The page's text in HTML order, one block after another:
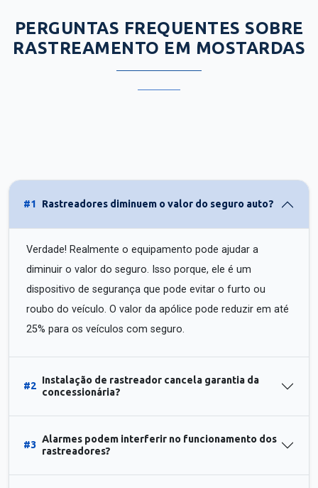
PERGUNTAS FREQUENTES SOBRE
RASTREAMENTO EM MOSTARDAS
#1 Rastreadores diminuem o valor do seguro auto?
Verdade! Realmente o equipamento pode ajudar a
diminuir o valor do seguro. Isso porque, ele é um
dispositivo de segurança que pode evitar o furto ou
roubo do veículo. O valor da apólice pode reduzir em até
25% para os veículos com seguro.
#2
Instalação de rastreador cancela garantia da
concessionária?
#3
Alarmes podem interferir no funcionamento dos
rastreadores?